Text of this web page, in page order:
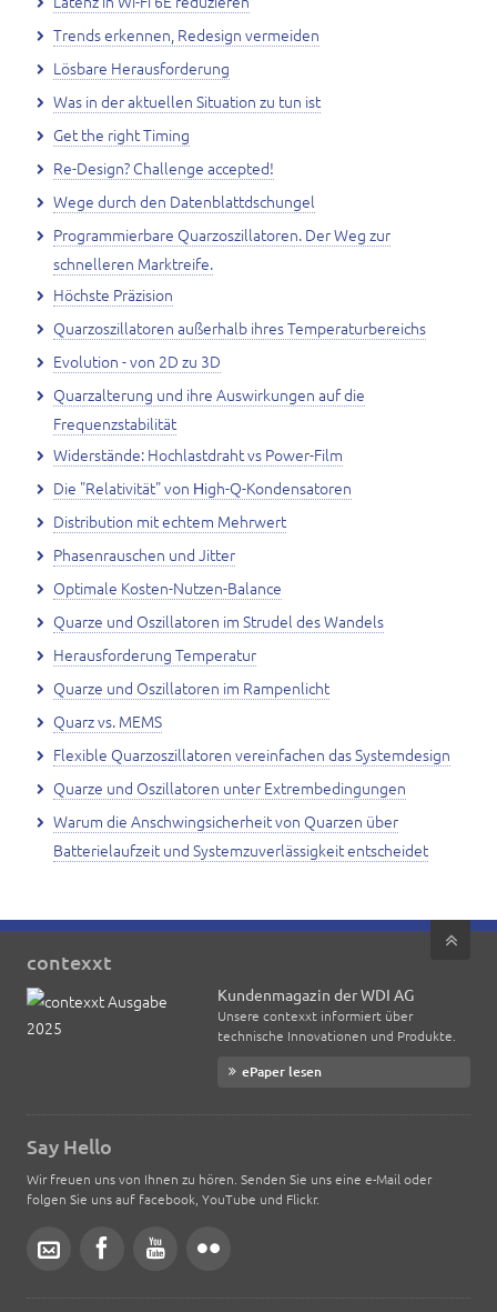
Trends erkennen, Redesign vermeiden
Lösbare Herausforderung
Was in der aktuellen Situation zu tun ist
Get the right Timing
Re-Design? Challenge accepted!
Wege durch den Datenblattdschungel
Programmierbare Quarzoszillatoren. Der Weg zur
schnelleren Marktreife.
Höchste Präzision
Quarzoszillatoren außerhalb ihres Temperaturbereichs
Evolution - von 2D zu 3D
Quarzalterung und ihre Auswirkungen auf die
Frequenzstabilität
Widerstände: Hochlastdraht vs Power-Film
Die "Relativität" von Нigh-Q-Kondensatoren
Distribution mit echtem Mehrwert
Phasenrauschen und Jitter
Optimale Kosten-Nutzen-Balance
Quarze und Oszillatoren im Strudel des Wandels
Herausforderung Temperatur
Quarze und Oszillatoren im Rampenlicht
Quarz vs. MEMS
Flexible Quarzoszillatoren vereinfachen das Systemdesign
Quarze und Oszillatoren unter Extrembedingungen
Warum die Anschwingsicherheit von Quarzen über
Batterielaufzeit und Systemzuverlässigkeit entscheidet
contexxt
Kundenmagazin der WDI AG
Unsere contexxt informiert über
technische Innovationen und Produkte.
ePaper lesen
Say Hello
Wir freuen uns von Ihnen zu hören. Senden Sie uns eine e-Mail oder
folgen Sie uns auf facebook, YouTube und Flickr.